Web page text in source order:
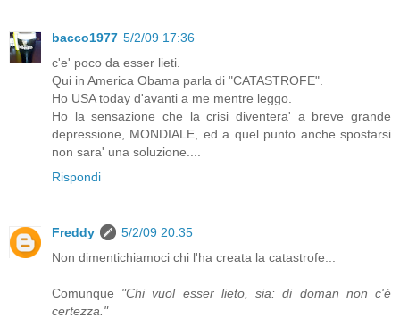
bacco1977 5/2/09 17:36
c'e' poco da esser lieti.
Qui in America Obama parla di "CATASTROFE".
Ho USA today d'avanti a me mentre leggo.
Ho la sensazione che la crisi diventera' a breve grande
depressione, MONDIALE, ed a quel punto anche spostarsi
non sara' una soluzione....
Rispondi
Freddy
5/2/09 20:35
Non dimentichiamoci chi l'ha creata la catastrofe...
Comunque "Chi vuol esser lieto, sia: di doman non c'è
certezza."